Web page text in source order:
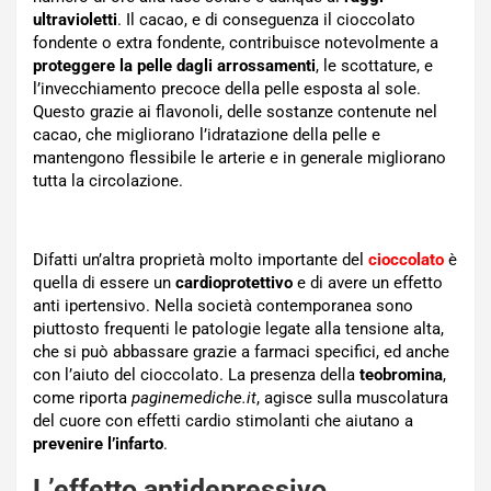
ultravioletti. Il cacao, e di conseguenza il cioccolato
fondente o extra fondente, contribuisce notevolmente a
proteggere la pelle dagli arrossamenti, le scottature, e
l’invecchiamento precoce della pelle esposta al sole.
Questo grazie ai flavonoli, delle sostanze contenute nel
cacao, che migliorano l’idratazione della pelle e
mantengono flessibile le arterie e in generale migliorano
tutta la circolazione.
Difatti un’altra proprietà molto importante del cioccolato è
quella di essere un cardioprotettivo e di avere un effetto
anti ipertensivo. Nella società contemporanea sono
piuttosto frequenti le patologie legate alla tensione alta,
che si può abbassare grazie a farmaci specifici, ed anche
con l’aiuto del cioccolato. La presenza della teobromina,
come riporta paginemediche.it, agisce sulla muscolatura
del cuore con effetti cardio stimolanti che aiutano a
prevenire l’infarto.